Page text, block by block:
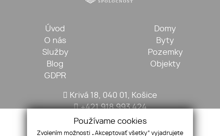
Úvod
O nás
Služby
Blog
GDPR
Domy
Byty
Pozemky
Objekty
Krivá 18, 040 01, Košice
+421 918 993 424
kosickarealitna@gmail.com
Používame cookies
Zvolením možnosti „Akceptovať všetky“ vyjadrujete